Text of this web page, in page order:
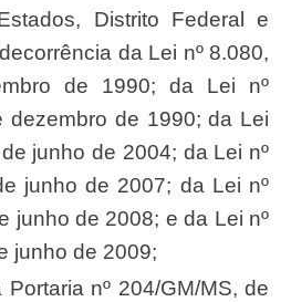
Distrito Federal e
da Lei nº 8.080,
de 1990; da Lei nº
dezembro de 1990; da Lei
junho de 2004; da Lei nº
junho de 2007; da Lei nº
junho de 2008; e da Lei nº
junho de 2009;